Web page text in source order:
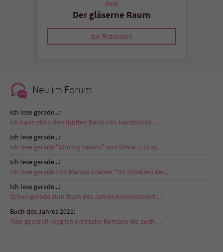
Axel
Der gläserne Raum
zur Rezension
Neu im Forum
Ich lese gerade...:
ich habe eben den fünften Band von Hardboiled…
Ich lese gerade...:
Ich lese gerade "Stormy Hearts" von Olivia J. Gray…
Ich lese gerade...:
Ich lese gerade von Marcus Cramer "Im Schatten der…
Ich lese gerade...:
Schon gerade zum Buch des Jahres kommentiert:…
Buch des Jahres 2021:
Also generell mag ich erotische Romane die auch…